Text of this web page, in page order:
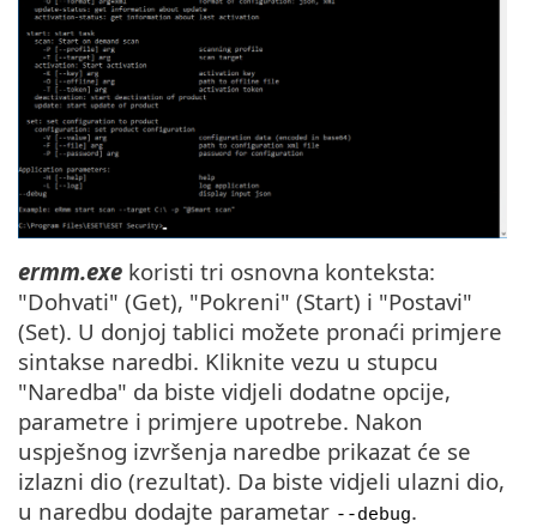
ermm.exe koristi tri osnovna konteksta:
"Dohvati" (Get), "Pokreni" (Start) i "Postavi"
(Set). U donjoj tablici možete pronaći primjere
sintakse naredbi. Kliknite vezu u stupcu
"Naredba" da biste vidjeli dodatne opcije,
parametre i primjere upotrebe. Nakon
uspješnog izvršenja naredbe prikazat će se
izlazni dio (rezultat). Da biste vidjeli ulazni dio,
u naredbu dodajte parametar --debug.